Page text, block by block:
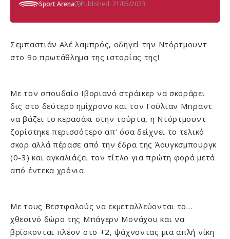
Sport Arena Published: 21/05/2023
Σεμπαστιάν Αλέ λαμπρός, οδηγεί την Ντόρτμουντ
στο 9ο πρωτάθλημα της ιστορίας της!
Με τον σπουδαίο Ιβοριανό στράικερ να σκοράρει
δις στο δεύτερο ημίχρονο και τον Γούλιαν Μπραντ
να βάζει το κερασάκι στην τούρτα, η Ντόρτμουντ
ζορίστηκε περισσότερο απ’ όσα δείχνει το τελικό
σκορ αλλά πέρασε από την έδρα της Άουγκσμπουργκ
(0-3) και αγκαλιάζει τον τίτλο για πρώτη φορά μετά
από έντεκα χρόνια.
Με τους Βεστφαλούς να εκμεταλλεύονται το…
χθεσινό δώρο της Μπάγερν Μονάχου και να
βρίσκονται πλέον στο +2, ψάχνοντας μια απλή νίκη